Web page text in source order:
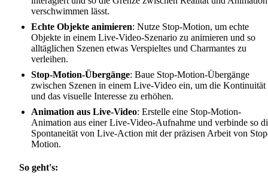
verschwimmen lässt.
Echte Objekte animieren: Nutze Stop-Motion, um echte
Objekte in einem Live-Video-Szenario zu animieren und so
alltäglichen Szenen etwas Verspieltes und Charmantes zu
verleihen.
Stop-Motion-Übergänge: Baue Stop-Motion-Übergänge
zwischen Szenen in einem Live-Video ein, um die Kontinuität
und das visuelle Interesse zu erhöhen.
Animation aus Live-Video: Erstelle eine Stop-Motion-
Animation aus einer Live-Video-Aufnahme und verbinde so
Spontaneität von Live-Action mit der präzisen Arbeit von
Motion.
So geht's: